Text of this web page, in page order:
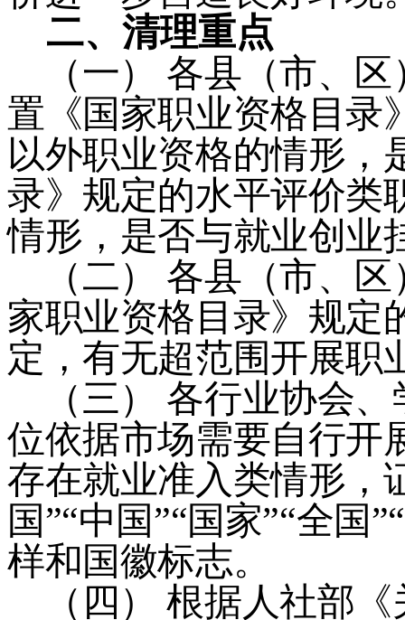
二、 清理重点
（一）
各县（市、
置《国家职业资格目录
以外职业资格的情形，
录》规定的水平评价类
情形，是否与就业创业
（二）
各县（市、
家职业资格目录》规定
定，有无超范围开展职
（三）
各行业协会
位依据市场需要自行开
存在就业准入类情形，
国”“中国”“国家”“全国”“
样和国徽标志。
（四）
根据人社部